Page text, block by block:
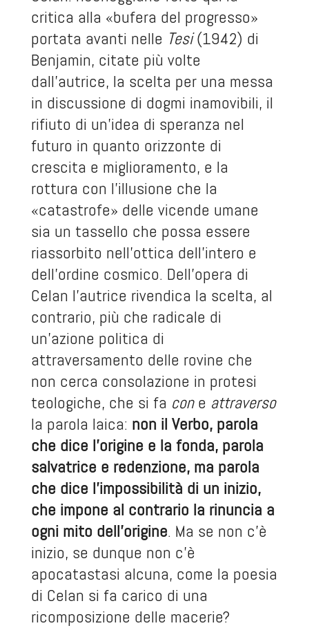
critica alla «bufera del progresso»
portata avanti nelle Tesi(1942) di
Benjamin, citate più volte
dall’autrice, la scelta per una messa
in discussione di dogmi inamovibili, il
rifiuto di un’idea di speranza nel
futuro in quanto orizzonte di
crescita e miglioramento, e la
rottura con l’illusione che la
«catastrofe» delle vicende umane
sia un tassello che possa essere
riassorbito nell’ottica dell’intero e
dell’ordine cosmico. Dell’opera di
Celan l’autrice rivendica la scelta, al
contrario, più che radicale di
un’azione politica di
attraversamento delle rovine che
non cerca consolazione in protesi
teologiche, che si fa cone attraverso
la parola laica: non il Verbo, parola
che dice l’origine e la fonda, parola
salvatrice e redenzione, ma parola
che dice l’impossibilità di un inizio,
che impone al contrario la rinuncia a
ogni mito dell’origine. Ma se non c’è
inizio, se dunque non c’è
apocatastasi alcuna, come la poesia
di Celan si fa carico di una
ricomposizione delle macerie?